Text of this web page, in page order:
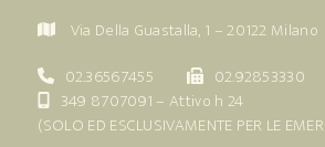
Via Della Guastalla, 1 – 20122 Milano
02.36567455
02.92853330
349 8707091 – Attivo h 24
(SOLO ED ESCLUSIVAMENTE PER LE